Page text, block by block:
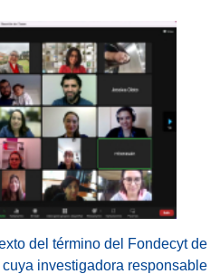
del término del Fondecyt de
investigadora responsable